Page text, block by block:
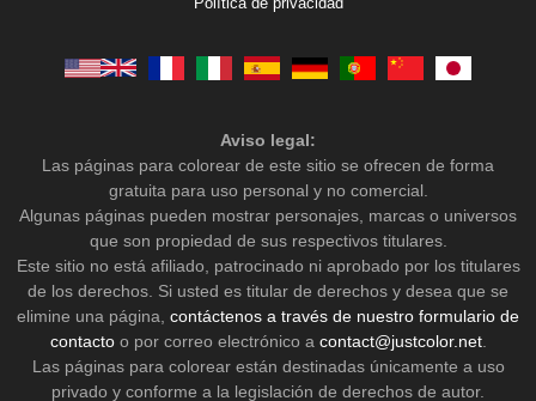
Aviso legal:
Las páginas para colorear de este sitio se ofrecen de forma
gratuita para uso personal y no comercial.
Algunas páginas pueden mostrar personajes, marcas o universos
que son propiedad de sus respectivos titulares.
Este sitio no está afiliado, patrocinado ni aprobado por los titulares
de los derechos. Si usted es titular de derechos y desea que se
elimine una página, contáctenos a través de nuestro formulario de
contactoo por correo electrónico a contact@justcolor.net.
Las páginas para colorear están destinadas únicamente a uso
privado y conforme a la legislación de derechos de autor.